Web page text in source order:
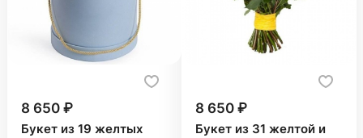
8 650 ₽
Букет из 19 желтых
8 650 ₽
Букет из 31 желтой и